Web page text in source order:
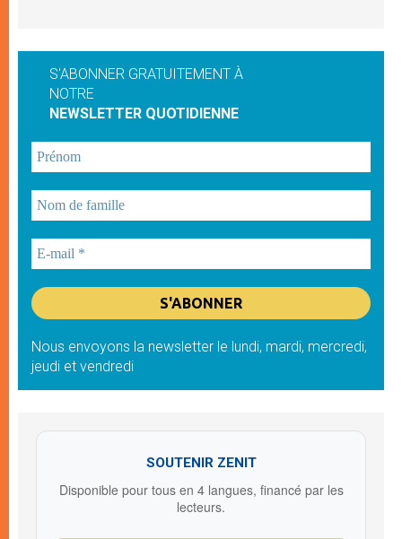
S'ABONNER GRATUITEMENT À
NOTRE
NEWSLETTER QUOTIDIENNE
Nous envoyons la newsletter le lundi, mardi, mercredi,
jeudi et vendredi
SOUTENIR ZENIT
Disponible pour tous en 4 langues, financé par les
lecteurs.